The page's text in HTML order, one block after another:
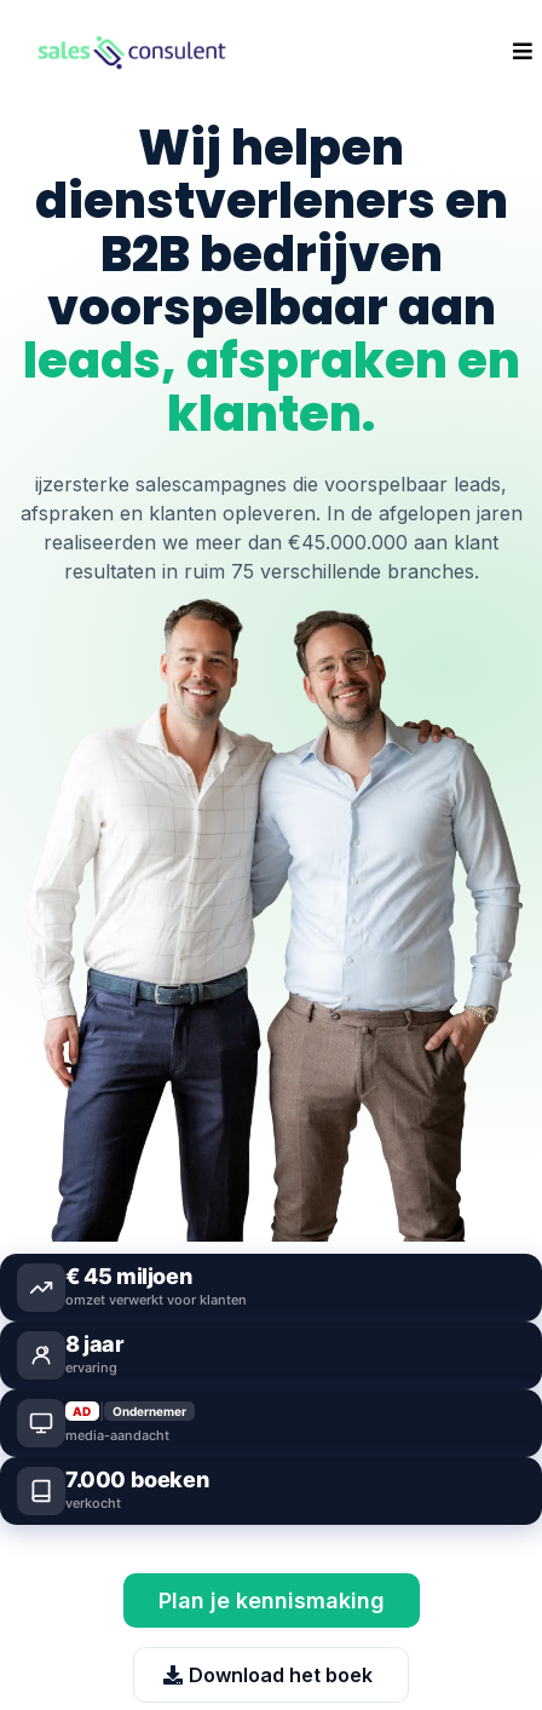
Wij helpen
dienstverleners en
B2B bedrijven
voorspelbaar aan
leads, afspraken en
klanten.
ijzersterke salescampagnes die voorspelbaar leads,
afspraken en klanten opleveren. In de afgelopen jaren
realiseerden we meer dan €45.000.000 aan klant
resultaten in ruim 75 verschillende branches.
€45 miljoen
omzet verwerkt voor klanten
8jaar
ervaring
AD | Ondernemer
media-aandacht
7.000 boeken
verkocht
Plan je kennismaking
Download het boek